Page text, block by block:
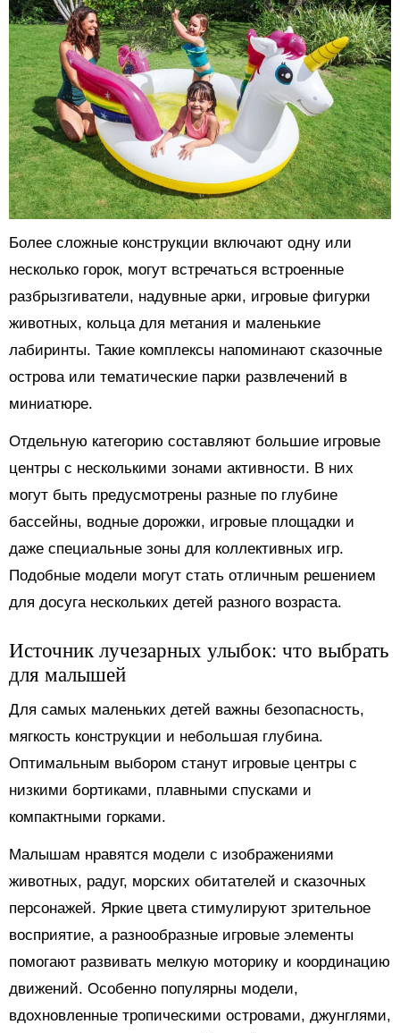
Более сложные конструкции включают одну или
несколько горок, могут встречаться встроенные
разбрызгиватели, надувные арки, игровые фигурки
животных, кольца для метания и маленькие
лабиринты. Такие комплексы напоминают сказочные
острова или тематические парки развлечений в
миниатюре.
Отдельную категорию составляют большие игровые
центры с несколькими зонами активности. В них
могут быть предусмотрены разные по глубине
бассейны, водные дорожки, игровые площадки и
даже специальные зоны для коллективных игр.
Подобные модели могут стать отличным решением
для досуга нескольких детей разного возраста.
Источник лучезарных улыбок: что выбрать
для малышей
Для самых маленьких детей важны безопасность,
мягкость конструкции и небольшая глубина.
Оптимальным выбором станут игровые центры с
низкими бортиками, плавными спусками и
компактными горками.
Малышам нравятся модели с изображениями
животных, радуг, морских обитателей и сказочных
персонажей. Яркие цвета стимулируют зрительное
восприятие, а разнообразные игровые элементы
помогают развивать мелкую моторику и координацию
движений. Особенно популярны модели,
вдохновленные тропическими островами, джунглями,